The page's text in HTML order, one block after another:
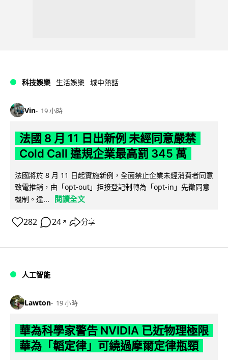
科技娛樂 生活娛樂 城中熱話
Vin 19 小時
法國 8 月 11 日出新例 未經同意嚴禁
Cold Call 違規企業最高罰 345 萬
法國將於 8 月 11 日起實施新例，全面禁止企業未經消費者同意
致電推銷，由「opt-out」拒接登記制轉為「opt-in」先徵同意
機制。違...
閱讀全文
282 24 ↗ 分享
人工智能
Lawton 19 小時
華為科學家警告 NVIDIA 已近物理極限
華為「韜定律」可繞過摩爾定律瓶頸